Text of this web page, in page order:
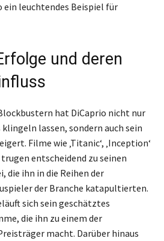
leuchtendes Beispiel für
und deren
hat DiCaprio nicht nur
lassen, sondern auch sein
Filme wie ‚Titanic‘, ‚Inception‘
trugen entscheidend zu seinen
die ihn in die Reihen der
der Branche katapultierten.
sich sein geschätztes
die ihn zu einem der
macht. Darüber hinaus